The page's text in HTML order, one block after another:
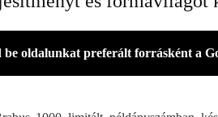
oldalunkat preferált forrásként a